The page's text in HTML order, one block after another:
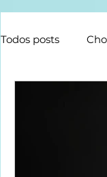
Todos posts